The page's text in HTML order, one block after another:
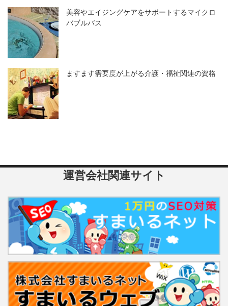
美容やエイジングケアをサポートするマイクロ
バブルバス
ますます需要度が上がる介護・福祉関連の資格
運営会社関連サイト